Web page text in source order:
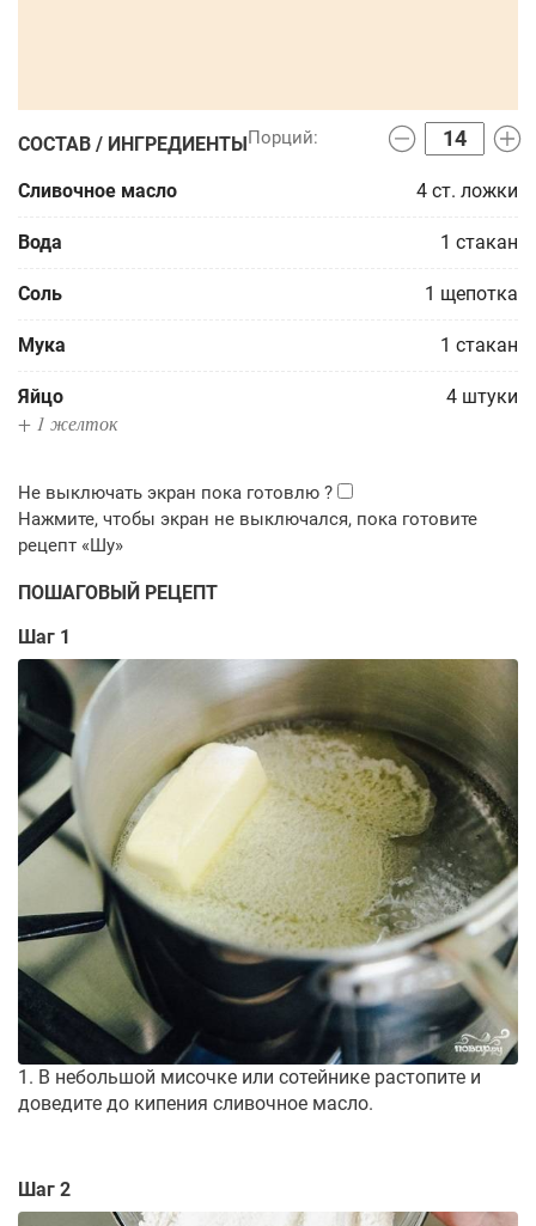
СОСТАВ / ИНГРЕДИЕНТЫ
Сливочное масло 4 ст. ложки
Вода 1 стакан
Соль 1 щепотка
Мука 1 стакан
Яйцо 4 штуки
+ 1 желток
ПОШАГОВЫЙ РЕЦЕПТ
Шаг 1
1. В небольшой мисочке или сотейнике растопите и
доведите до кипения сливочное масло.
Шаг 2